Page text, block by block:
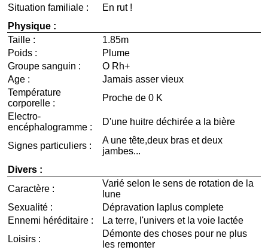
Situation familiale :
En rut !
Physique :
Taille :
1.85m
Poids :
Plume
Groupe sanguin :
O Rh+
Age :
Jamais asser vieux
Température
corporelle :
Proche de 0 K
Electro-
encéphalogramme :
D'une huitre déchirée a la bière
Signes particuliers :
A une tête,deux bras et deux
jambes...
Divers :
Caractère :
Varié selon le sens de rotation de la
lune
Sexualité :
Dépravation laplus complete
Ennemi héréditaire :
La terre, l'univers et la voie lactée
Loisirs :
Démonte des choses pour ne plus
les remonter